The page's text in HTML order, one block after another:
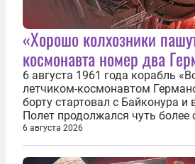
«Хорошо колхозники
космонавта номер два
6 августа 1961 года корабль
летчиком-космонавтом
борту стартовал с Байконура и
Полет продолжался чуть более
второй человек в космосе
Советского Союза и орден
зачастую находится
6 августа 2026